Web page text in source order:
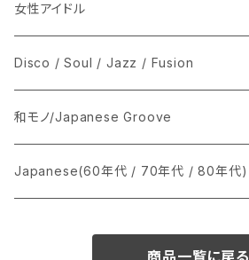
女性アイドル
シングル盤
あ行
か行
LP
CD
Disco / Soul / Jazz / Fusion
シングル盤
A
12インチ・シングル
和モノ/Japanese Groove
シングル盤
Japanese(60年代 / 70年代 / 80年代)
商品一覧に戻る